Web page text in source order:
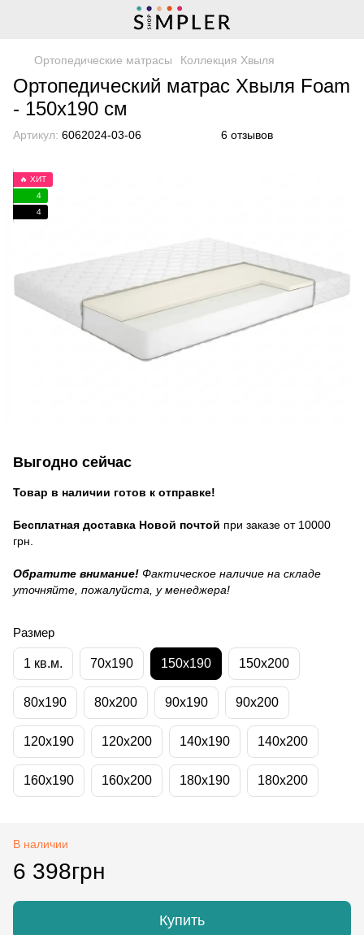
Ортопедические матрасы Коллекция Хвыля
Ортопедический матрас Хвыля Foam
- 150х190 см
Артикул: 6062024-03-06 6 отзывов
🔥 ХИТ
4
4
Выгодно сейчас
Товар в наличии готов к отправке!
Бесплатная доставка Новой почтой при заказе от 10000
грн.
Обратите внимание! Фактическое наличие на складе
уточняйте, пожалуйста, у менеджера!
Размер
1 кв.м. 70x190 150x190 150x200
80x190 80x200 90x190 90x200
120x190 120x200 140x190 140x200
160x190 160x200 180x190 180x200
В наличии
6 398грн
Купить